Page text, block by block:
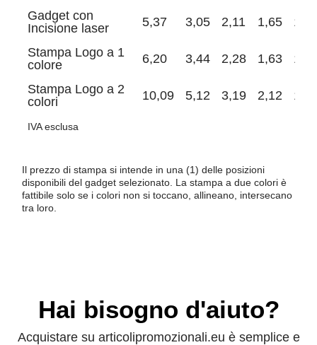
Gadget con
Incisione laser
5,37 3,05 2,11 1,65
Stampa Logo a 1
colore
6,20 3,44 2,28 1,63
Stampa Logo a 2
colori
10,09 5,12 3,19 2,12
IVA esclusa
Il prezzo di stampa si intende in una (1) delle posizioni
disponibili del gadget selezionato. La stampa a due colori è
fattibile solo se i colori non si toccano, allineano, intersecano
tra loro.
Hai bisogno d'aiuto?
Acquistare su articolipromozionali.eu è semplice e